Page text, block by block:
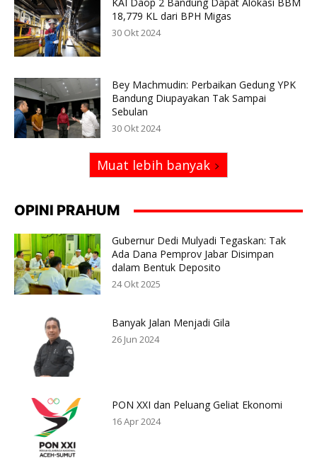
18,779 KL dari BPH Migas
30 Okt 2024
Bey Machmudin: Perbaikan Gedung YPK
Bandung Diupayakan Tak Sampai
Sebulan
30 Okt 2024
Muat lebih banyak
OPINI PRAHUM
Gubernur Dedi Mulyadi Tegaskan: Tak
Ada Dana Pemprov Jabar Disimpan
dalam Bentuk Deposito
24 Okt 2025
Banyak Jalan Menjadi Gila
26 Jun 2024
PON XXI dan Peluang Geliat Ekonomi
16 Apr 2024